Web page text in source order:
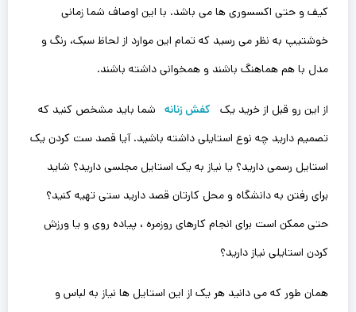
کیف و حتی اکسسوری ها می باشد. با این اوصاف شما زمانی
خوشتیپ به نظر می رسید که تمام این موارد از لحاظ سبک، رنگ و
مدل با هم‌ هماهنگ باشند و همخوانی داشته باشند.
از این رو قبل از خرید یک کفش زنانه شما باید مشخص کنید که
تصمیم دارید چه نوع استایلی داشته باشید. آیا قصد ست کردن یک
استایل رسمی دارید؟ یا نیاز به یک استایل مجلسی دارید؟ شاید
برای رفتن به دانشگاه و محل کارتان قصد دارید ستی تهیه کنید؟
حتی ممکن است برای انجام کارهای روزمره ، پیاده روی و یا ورزش
کردن استایلی نیاز دارید؟
همان طور که می دانید هر یک از این استایل ها نیاز به لباس و